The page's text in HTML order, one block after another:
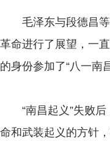
毛泽东与段德昌等
革命进行了展望，一
的身份参加了“八一南
“南昌起义”失败后
命和武装起义的方针